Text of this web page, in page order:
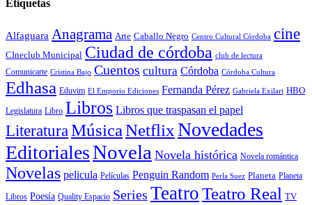
Etiquetas
Alfaguara Anagrama Arte Caballo Negro Centro Cultural Córdoba cine
CIneclub Municipal Ciudad de córdoba club de lectura
Comunicarte Cristina Bajo Cuentos cultura Córdoba Córdoba Cultura
Edhasa Eduvim El Emporio Ediciones Fernanda Pérez Gabriela Exilart HBO
Legislatura Libro Libros Libros que traspasan el papel
LiteraturaMúsicaNetflixNovedades
EditorialesNovela Novela histórica Novela romántica
Novelas pelicula Películas Penguin Random Perla Suez Planeta Planeta
Libros Poesía Quality Espacio Series TeatroTeatro Real TV